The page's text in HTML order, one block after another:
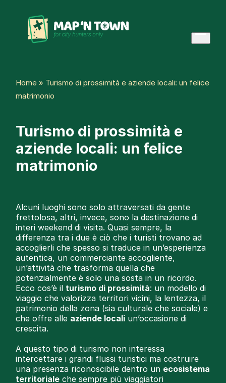
content
Open
Home » Turismo di prossimità e aziende locali: un felice
matrimonio
Turismo di prossimità e
aziende locali: un felice
matrimonio
Alcuni luoghi sono solo attraversati da gente
frettolosa, altri, invece, sono la destinazione di
interi weekend di visita. Quasi sempre, la
differenza tra i due è ciò che i turisti trovano ad
accoglierli che spesso si traduce in un’esperienza
autentica, un commerciante accogliente,
un’attività che trasforma quella che
potenzialmente è solo una sosta in un ricordo.
Ecco cos’è il turismo di prossimità: un modello di
viaggio che valorizza territori vicini, la lentezza, il
patrimonio della zona (sia culturale che sociale) e
che offre alle aziende locali un’occasione di
crescita.
A questo tipo di turismo non interessa
intercettare i grandi flussi turistici ma costruire
una presenza riconoscibile dentro un ecosistema
territoriale che sempre più viaggiatori